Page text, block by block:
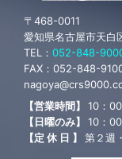
〒468-0011
愛知県名古屋市天白
TEL： 052-848-
FAX： 052-848-
【営業時間】 10：
【日曜のみ】 10：
【定 休 日 】 第２週